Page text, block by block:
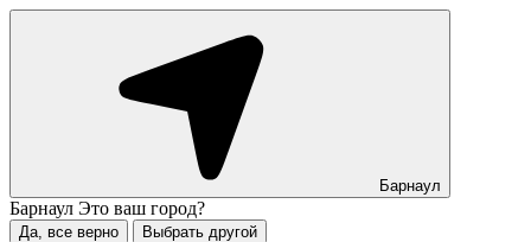
Барнаул
Барнаул Это ваш город?
Да, все верно Выбрать другой